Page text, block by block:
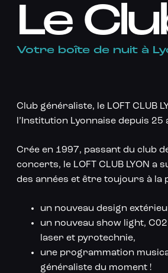
Le
Votre boîte de nuit à
Club généraliste, le LOFT CLUB
l’Institution Lyonnaise depuis 25
Crée en 1997, passant du club
concerts, le LOFT CLUB LYON a
des années et être toujours à la
un nouveau design
un nouveau show light,
laser et pyrotechnie,
une programmation
généraliste du moment !